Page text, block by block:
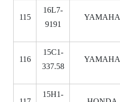
115
16L7-
9191
YAMAHA
116
15C1-
337.58
YAMAHA
15H1-